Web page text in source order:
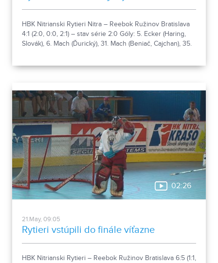
HBK Nitrianski Rytieri Nitra – Reebok Ružinov Bratislava
4:1 (2:0, 0:0, 2:1) – stav série 2:0 Góly: 5. Ecker (Haring,
Slovák), 6. Mach (Ďurický), 31. Mach (Beniač, Cajchan), 35.
02:26
21.May, 09:05
Rytieri vstúpili do finále víťazne
HBK Nitrianski Rytieri – Reebok Ružinov Bratislava 6:5 (1:1,